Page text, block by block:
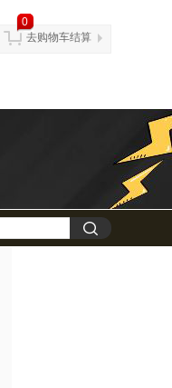
0
去购物车结算